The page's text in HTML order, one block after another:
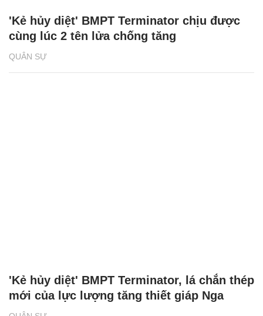
QUÂN SỰ
'Kẻ hủy diệt' BMPT Terminator chịu được
cùng lúc 2 tên lửa chống tăng
'Kẻ hủy diệt' BMPT Terminator, lá chắn thép
mới của lực lượng tăng thiết giáp Nga